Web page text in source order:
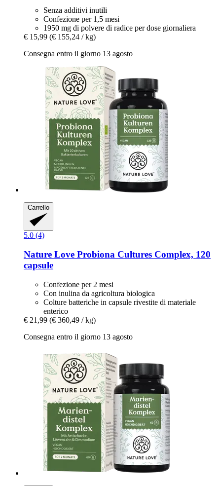
Senza additivi inutili
Confezione per 1,5 mesi
1950 mg di polvere di radice per dose giornaliera
€ 15,99 (€ 155,24 / kg)
Consegna entro il giorno 13 agosto
Carrello
5.0 (4)
Nature Love Probiona Cultures Complex, 120
capsule
Confezione per 2 mesi
Con inulina da agricoltura biologica
Colture batteriche in capsule rivestite di materiale
enterico
€ 21,99 (€ 360,49 / kg)
Consegna entro il giorno 13 agosto